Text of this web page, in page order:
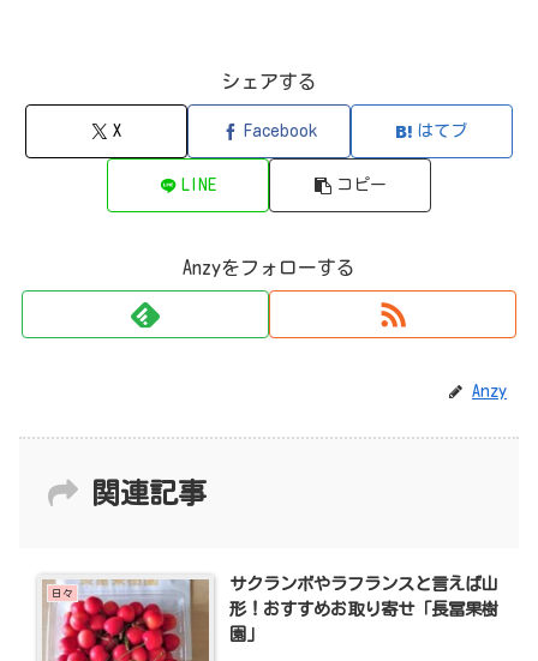
シェアする
X Facebook はてブ
LINE コピー
Anzyをフォローする
Anzy
関連記事
日々
サクランボやラフランスと言えば山
形！おすすめお取り寄せ「長冨果樹
園」